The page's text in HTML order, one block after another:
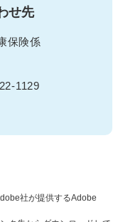
せ先
保険係
1129
社が提供するAdobe